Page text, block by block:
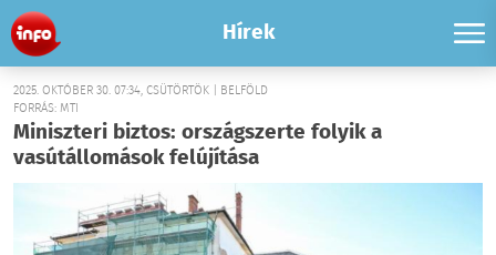
Hírek
2025. OKTÓBER 30. 07:34, CSÜTÖRTÖK | BELFÖLD
FORRÁS: MTI
Miniszteri biztos: országszerte folyik a
vasútállomások felújítása